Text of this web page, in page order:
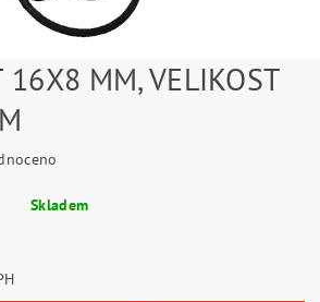
16X8 MM, VELIKOST
Skladem